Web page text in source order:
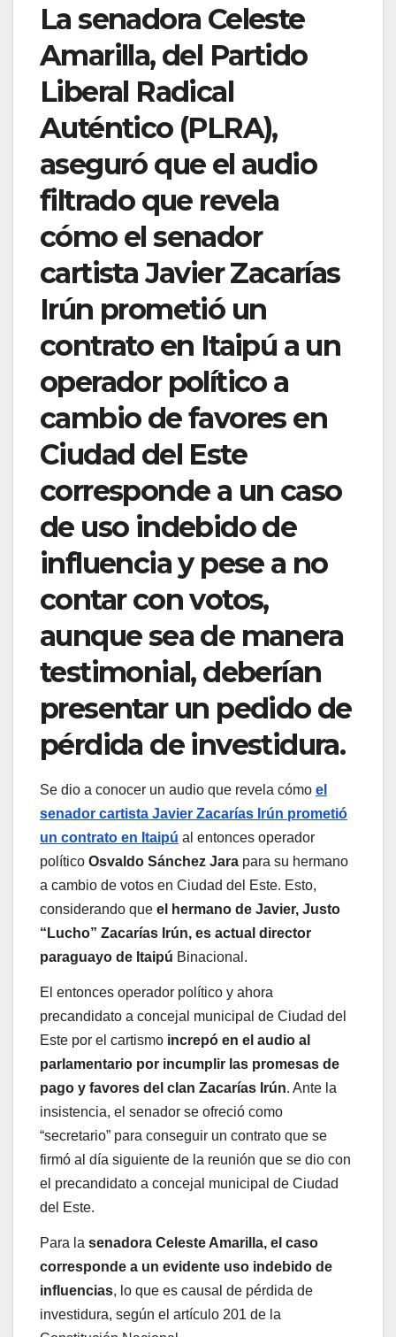
La senadora Celeste
Amarilla, del Partido
Liberal Radical
Auténtico (PLRA),
aseguró que el audio
filtrado que revela
cómo el senador
cartista Javier Zacarías
Irún prometió un
contrato en Itaipú a un
operador político a
cambio de favores en
Ciudad del Este
corresponde a un caso
de uso indebido de
influencia y pese a no
contar con votos,
aunque sea de manera
testimonial, deberían
presentar un pedido de
pérdida de investidura.
Se dio a conocer un audio que revela cómo el
senador cartista Javier Zacarías Irún prometió
un contrato en Itaipú al entonces operador
político Osvaldo Sánchez Jara para su hermano
a cambio de votos en Ciudad del Este. Esto,
considerando que el hermano de Javier, Justo
“Lucho” Zacarías Irún, es actual director
paraguayo de Itaipú Binacional.
El entonces operador político y ahora
precandidato a concejal municipal de Ciudad del
Este por el cartismo increpó en el audio al
parlamentario por incumplir las promesas de
pago y favores del clan Zacarías Irún. Ante la
insistencia, el senador se ofreció como
“secretario” para conseguir un contrato que se
firmó al día siguiente de la reunión que se dio con
el precandidato a concejal municipal de Ciudad
del Este.
Para la senadora Celeste Amarilla, el caso
corresponde a un evidente uso indebido de
influencias, lo que es causal de pérdida de
investidura, según el artículo 201 de la